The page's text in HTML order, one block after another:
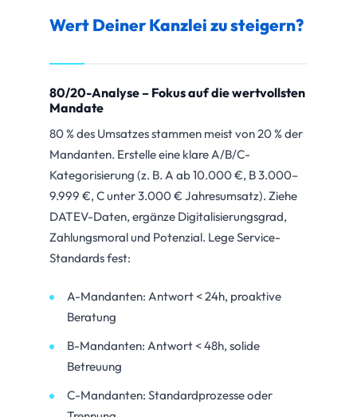
Wert Deiner Kanzlei zu steigern?
80/20-Analyse – Fokus auf die wertvollsten
Mandate
80 % des Umsatzes stammen meist von 20 % der
Mandanten. Erstelle eine klare A/B/C-
Kategorisierung (z. B. A ab 10.000 €, B 3.000–
9.999 €, C unter 3.000 € Jahresumsatz). Ziehe
DATEV-Daten, ergänze Digitalisierungsgrad,
Zahlungsmoral und Potenzial. Lege Service-
Standards fest:
A-Mandanten: Antwort < 24h, proaktive
Beratung
B-Mandanten: Antwort < 48h, solide
Betreuung
C-Mandanten: Standardprozesse oder